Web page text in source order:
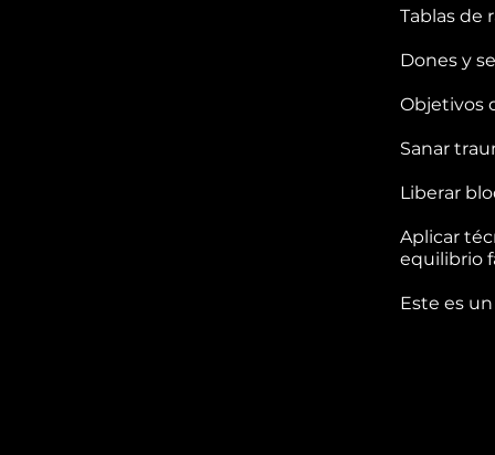
Tablas de
Dones y
Objetivos
Sanar
Liberar
Aplicar
equilibrio
Este es